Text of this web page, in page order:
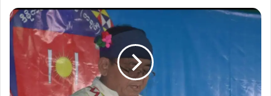
မှု
လွှတ်တော်
စတင်
ရန်
ကချင်
ဒေသခံ
ပါတီ